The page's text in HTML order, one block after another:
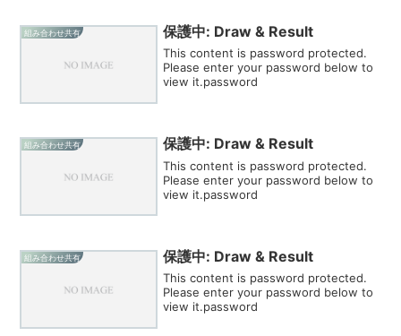
組み合わせ共有 保護中: Draw & Result
This content is password protected.
Please enter your password below to
view it.password
組み合わせ共有 保護中: Draw & Result
This content is password protected.
Please enter your password below to
view it.password
組み合わせ共有 保護中: Draw & Result
This content is password protected.
Please enter your password below to
view it.password